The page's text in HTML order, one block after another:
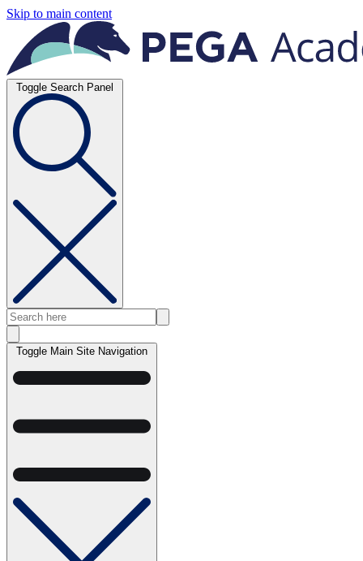
Skip to main content
Toggle Search Panel
Toggle Main Site Navigation